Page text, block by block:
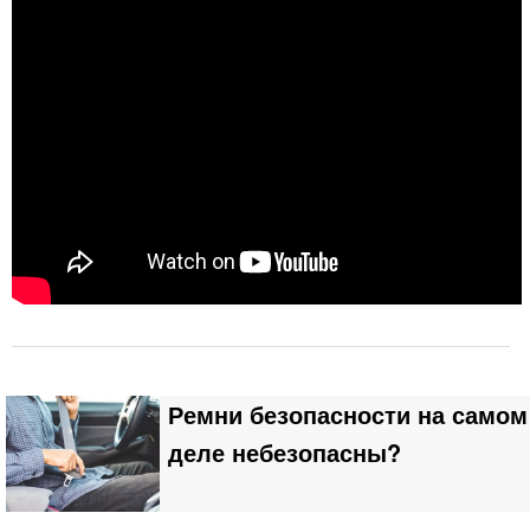
Ремни безопасности на самом
деле небезопасны?